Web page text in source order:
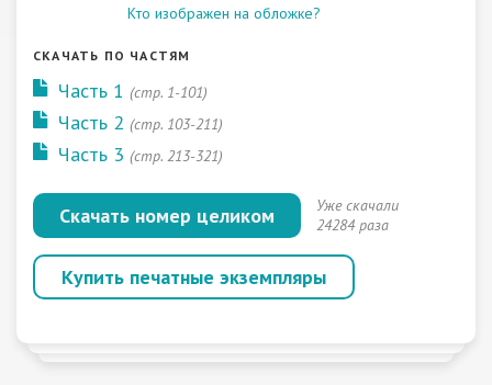
Кто изображен на обложке?
СКАЧАТЬ ПО ЧАСТЯМ
Часть 1 (стр. 1-101)
Часть 2 (стр. 103-211)
Часть 3 (стр. 213-321)
Скачать номер целиком
Уже скачали
24284 раза
Купить печатные экземпляры